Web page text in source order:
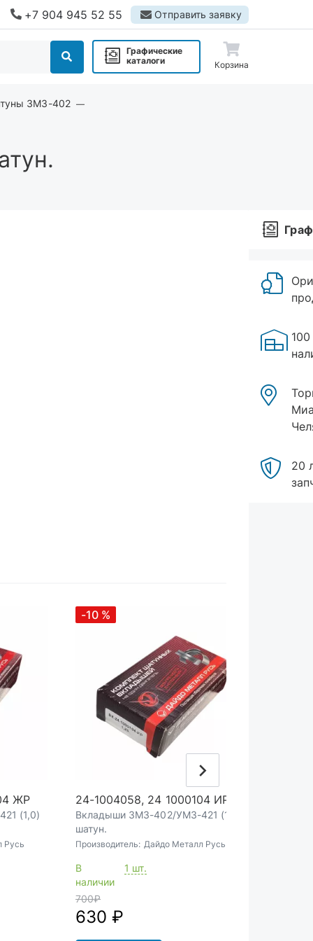
+7 904 945 52 55 Отправить заявку
Графические
каталоги
Корзина
ЗМЗ-402
ЖР
(1,0)
Русь
-10 %
24-1004058, 24 1000104 ИР
Вкладыши ЗМЗ-402/УМЗ-421 (1,25)
шатун.
Производитель: Дайдо Металл Русь
В
наличии
1 шт.
700₽
630 ₽
20